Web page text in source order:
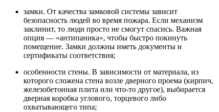
замки. От качества замковой системы зависит
безопасность людей во время пожара. Если механизм
заклинит, то люди просто не смогут спасись. Важная
опция — «антипаника», чтобы быстро покинуть
помещение. Замки должны иметь документы и
сертификаты соответствия;
особенности стены. В зависимости от материала, из
которого сложена стена возле дверного проема (кирпич,
железобетонная плита или что-то другое), выбирается
дверная коробка углового, торцевого либо
охватывающего типа;